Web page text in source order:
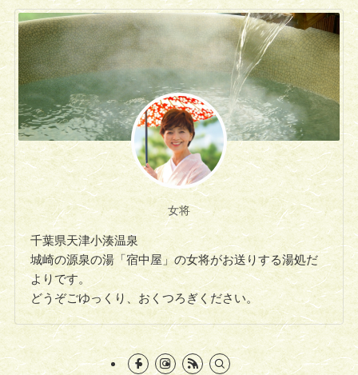
女将
千葉県天津小湊温泉
城崎の源泉の湯「宿中屋」の女将がお送りする湯処だ
よりです。
どうぞごゆっくり、おくつろぎください。